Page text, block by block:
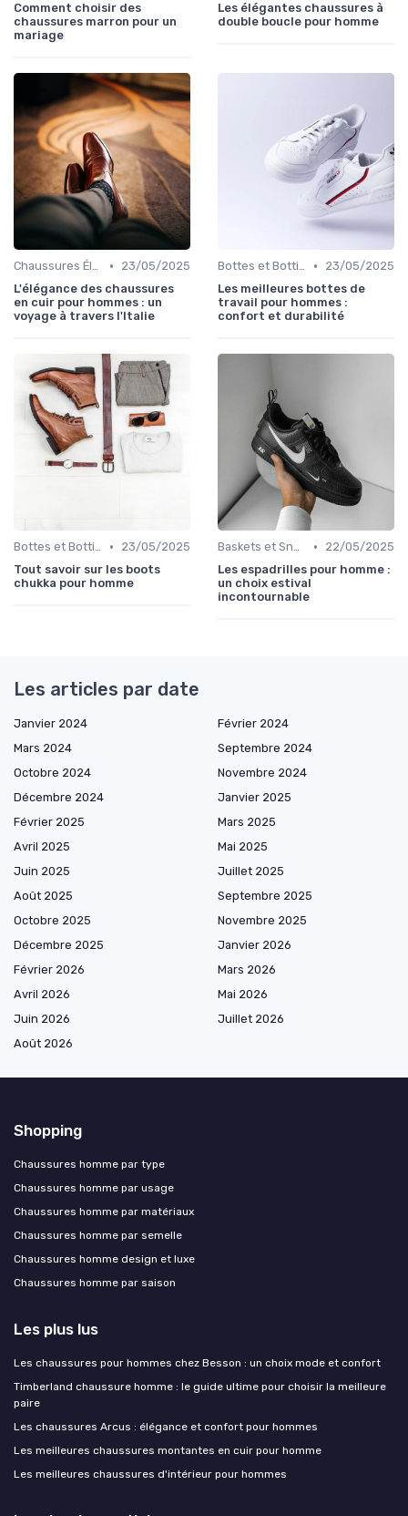
Comment choisir des
chaussures marron pour un
mariage
Les élégantes chaussures à
double boucle pour homme
Chaussures Élégantes et de Cérémonie •
23/05/2025
L'élégance des chaussures
en cuir pour hommes : un
voyage à travers l'Italie
Bottes et Bottines •
23/05/2025
Les meilleures bottes de
travail pour hommes :
confort et durabilité
Bottes et Bottines •
23/05/2025
Tout savoir sur les boots
chukka pour homme
Baskets et Sneakers •
22/05/2025
Les espadrilles pour homme :
un choix estival
incontournable
Les articles par date
Janvier 2024
Février 2024
Mars 2024
Septembre 2024
Octobre 2024
Novembre 2024
Décembre 2024
Janvier 2025
Février 2025
Mars 2025
Avril 2025
Mai 2025
Juin 2025
Juillet 2025
Août 2025
Septembre 2025
Octobre 2025
Novembre 2025
Décembre 2025
Janvier 2026
Février 2026
Mars 2026
Avril 2026
Mai 2026
Juin 2026
Juillet 2026
Août 2026
Shopping
Chaussures homme par type
Chaussures homme par usage
Chaussures homme par matériaux
Chaussures homme par semelle
Chaussures homme design et luxe
Chaussures homme par saison
Les plus lus
Les chaussures pour hommes chez Besson : un choix mode et confort
Timberland chaussure homme : le guide ultime pour choisir la meilleure
paire
Les chaussures Arcus : élégance et confort pour hommes
Les meilleures chaussures montantes en cuir pour homme
Les meilleures chaussures d'intérieur pour hommes